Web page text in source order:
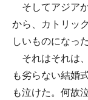
そしてアジア
から、カトリッ
しいものになった
それはそれは
も劣らない結婚
も泣けた。何故